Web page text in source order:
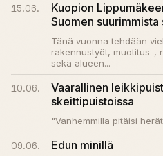
15.06.
Kuopion
Suomen
Tänä vuonna tehdään
rakennustyöt, muotitus-,
sekä alueen...
10.06.
Vaarallinen
skeittipuistoissa
"Vanhemmilla pitäisi
09.06. Edun minillä